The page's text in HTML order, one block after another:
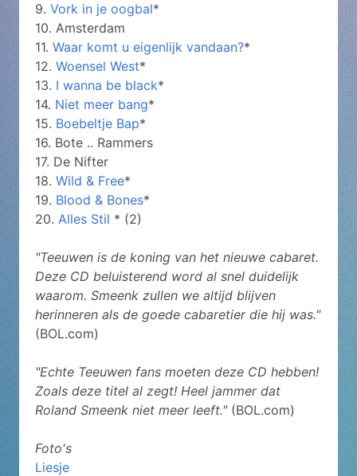
9. Vork in je oogbal*
10. Amsterdam
11. Waar komt u eigenlijk vandaan?*
12. Woensel West*
13. I wanna be black*
14. Niet meer bang*
15. Boebeltje Bap*
16. Bote .. Rammers
17. De Nifter
18. Wild & Free*
19. Blood & Bones*
20. Alles Stil * (2)
"Teeuwen is de koning van het nieuwe cabaret.
Deze CD beluisterend word al snel duidelijk
waarom. Smeenk zullen we altijd blijven
herinneren als de goede cabaretier die hij was."
(BOL.com)
"Echte Teeuwen fans moeten deze CD hebben!
Zoals deze titel al zegt! Heel jammer dat
Roland Smeenk niet meer leeft."(BOL.com)
Foto's
Liesje